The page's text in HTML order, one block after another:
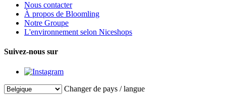
Nous contacter
À propos de Bloomling
Notre Groupe
L'environnement selon Niceshops
Suivez-nous sur
Changer de pays / langue